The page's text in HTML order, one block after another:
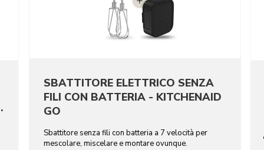
SBATTITORE ELETTRICO SENZA
FILI CON BATTERIA - KITCHENAID
GO
Sbattitore senza fili con batteria a 7 velocità per
mescolare, miscelare e montare ovunque.